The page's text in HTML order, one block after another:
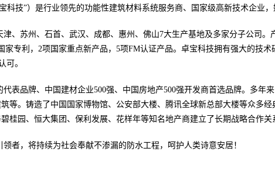
科技”）是行业领先的功能性建筑材料系统服务商、国家级高新技术企业，
、苏州、石首、武汉、成都、惠州、佛山7大生产基地及多家分子公司
家专利，2项国家重点新产品，5项FM认证产品。卓宝科技拥有强大的技
可。
表品牌、中国建材企业500强、中国房地产500强开发商首选品牌。多年
等。铸造了中国国家博物馆、公安部大楼、腾讯全球新总部大楼等众多
桂园、恒大集团、保利发展、花样年等知名地产商建立了长期战略合作关
者，将持续为社会奉献不渗漏的防水工程，呵护人类诗意安居！